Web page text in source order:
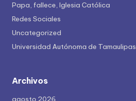
Papa, fallece, Iglesia Católica
Redes Sociales
Uncategorized
Universidad Autónoma de Tamaulipas
Archivos
agosto 2026